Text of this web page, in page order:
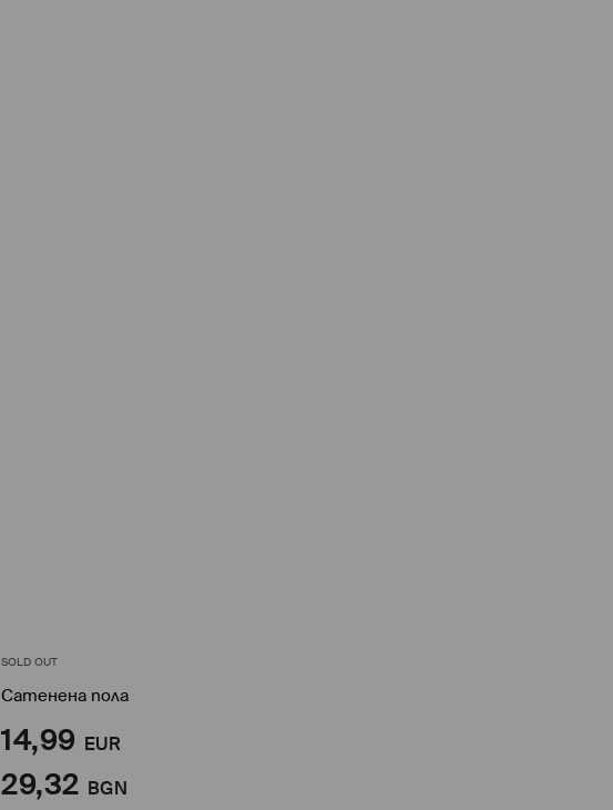
SOLD OUT
Сатенена пола
14,99 EUR
29,32 BGN